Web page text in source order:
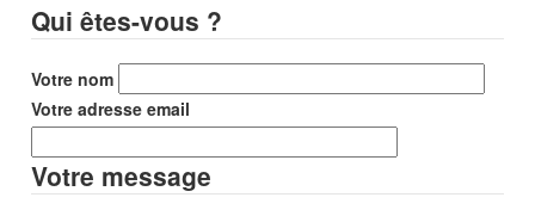
Qui êtes-vous ?
Votre nom
Votre adresse email
Votre message